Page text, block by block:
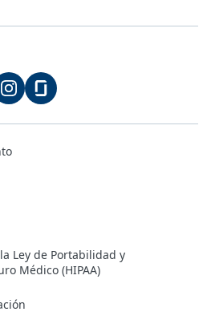
Ley de Portabilidad y
Médico (HIPAA)